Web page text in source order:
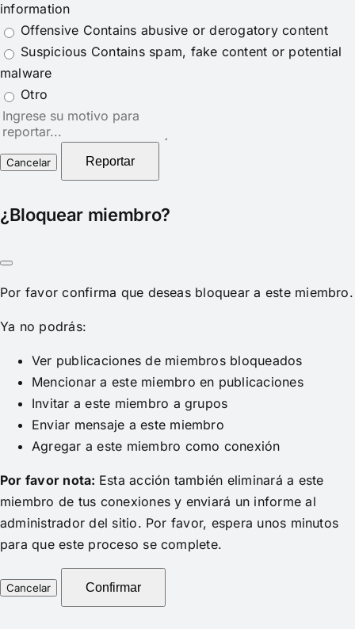
information
Offensive Contains abusive or derogatory content
Suspicious Contains spam, fake content or potential
malware
Otro
Nota
del
reporte
Reportar
¿Bloquear miembro?
Por favor confirma que deseas bloquear a este miembro.
Ya no podrás:
Ver publicaciones de miembros bloqueados
Mencionar a este miembro en publicaciones
Invitar a este miembro a grupos
Enviar mensaje a este miembro
Agregar a este miembro como conexión
Por favor nota: Esta acción también eliminará a este
miembro de tus conexiones y enviará un informe al
administrador del sitio. Por favor, espera unos minutos
para que este proceso se complete.
Confirmar